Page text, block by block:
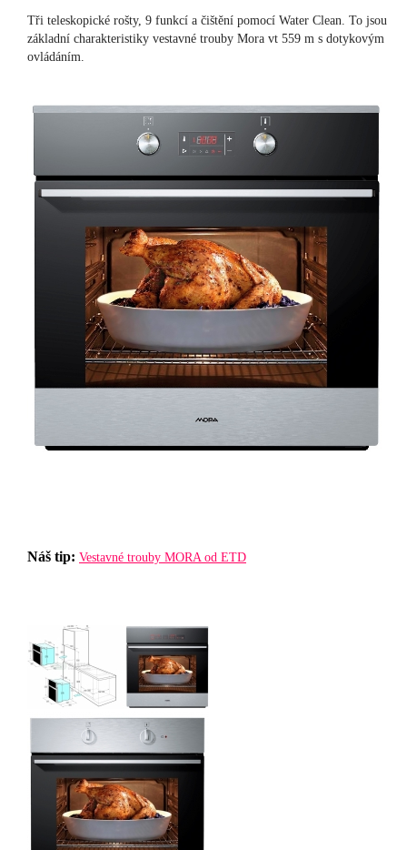
Tři teleskopické rošty, 9 funkcí a čištění pomocí Water Clean. To jsou
základní charakteristiky vestavné trouby Mora vt 559 m s dotykovým
ovládáním.
Náš tip: Vestavné trouby MORA od ETD